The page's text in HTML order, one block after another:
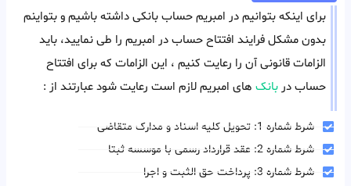
برای اینکه بتوانیم در امبریم حساب بانکی داشته باشیم و بتواینم
بدون مشکل فرایند افتتاح حساب در امبریم را طی نمایید، باید
الزامات قانونی آن را رعایت کنیم ، این الزامات که برای افتتاح
حساب در بانک های امبریم لازم است رعایت شود عبارتند از :
شرط شماره 1: تحویل کلیه اسناد و مدارک متقاضی
شرط شماره 2: عقد قرارداد رسمی با موسسه ثبتا
شرط شماره 3: پرداخت حق الثبت و اجرا